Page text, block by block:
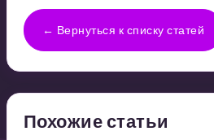
← Вернуться к списку статей
Похожие статьи